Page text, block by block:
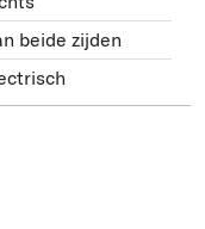
beide zijden